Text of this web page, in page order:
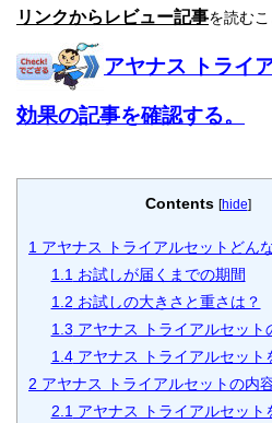
リンクからレビュー記事を読むこ
アヤナス トライ
効果の記事を確認する。
Contents [hide]
1 アヤナス トライアルセットどん
1.1 お試しが届くまでの期間
1.2 お試しの大きさと重さは？
1.3 アヤナス トライアルセット
1.4アヤナス トライアルセット
2 アヤナス トライアルセットの内
2.1 アヤナス トライアルセット